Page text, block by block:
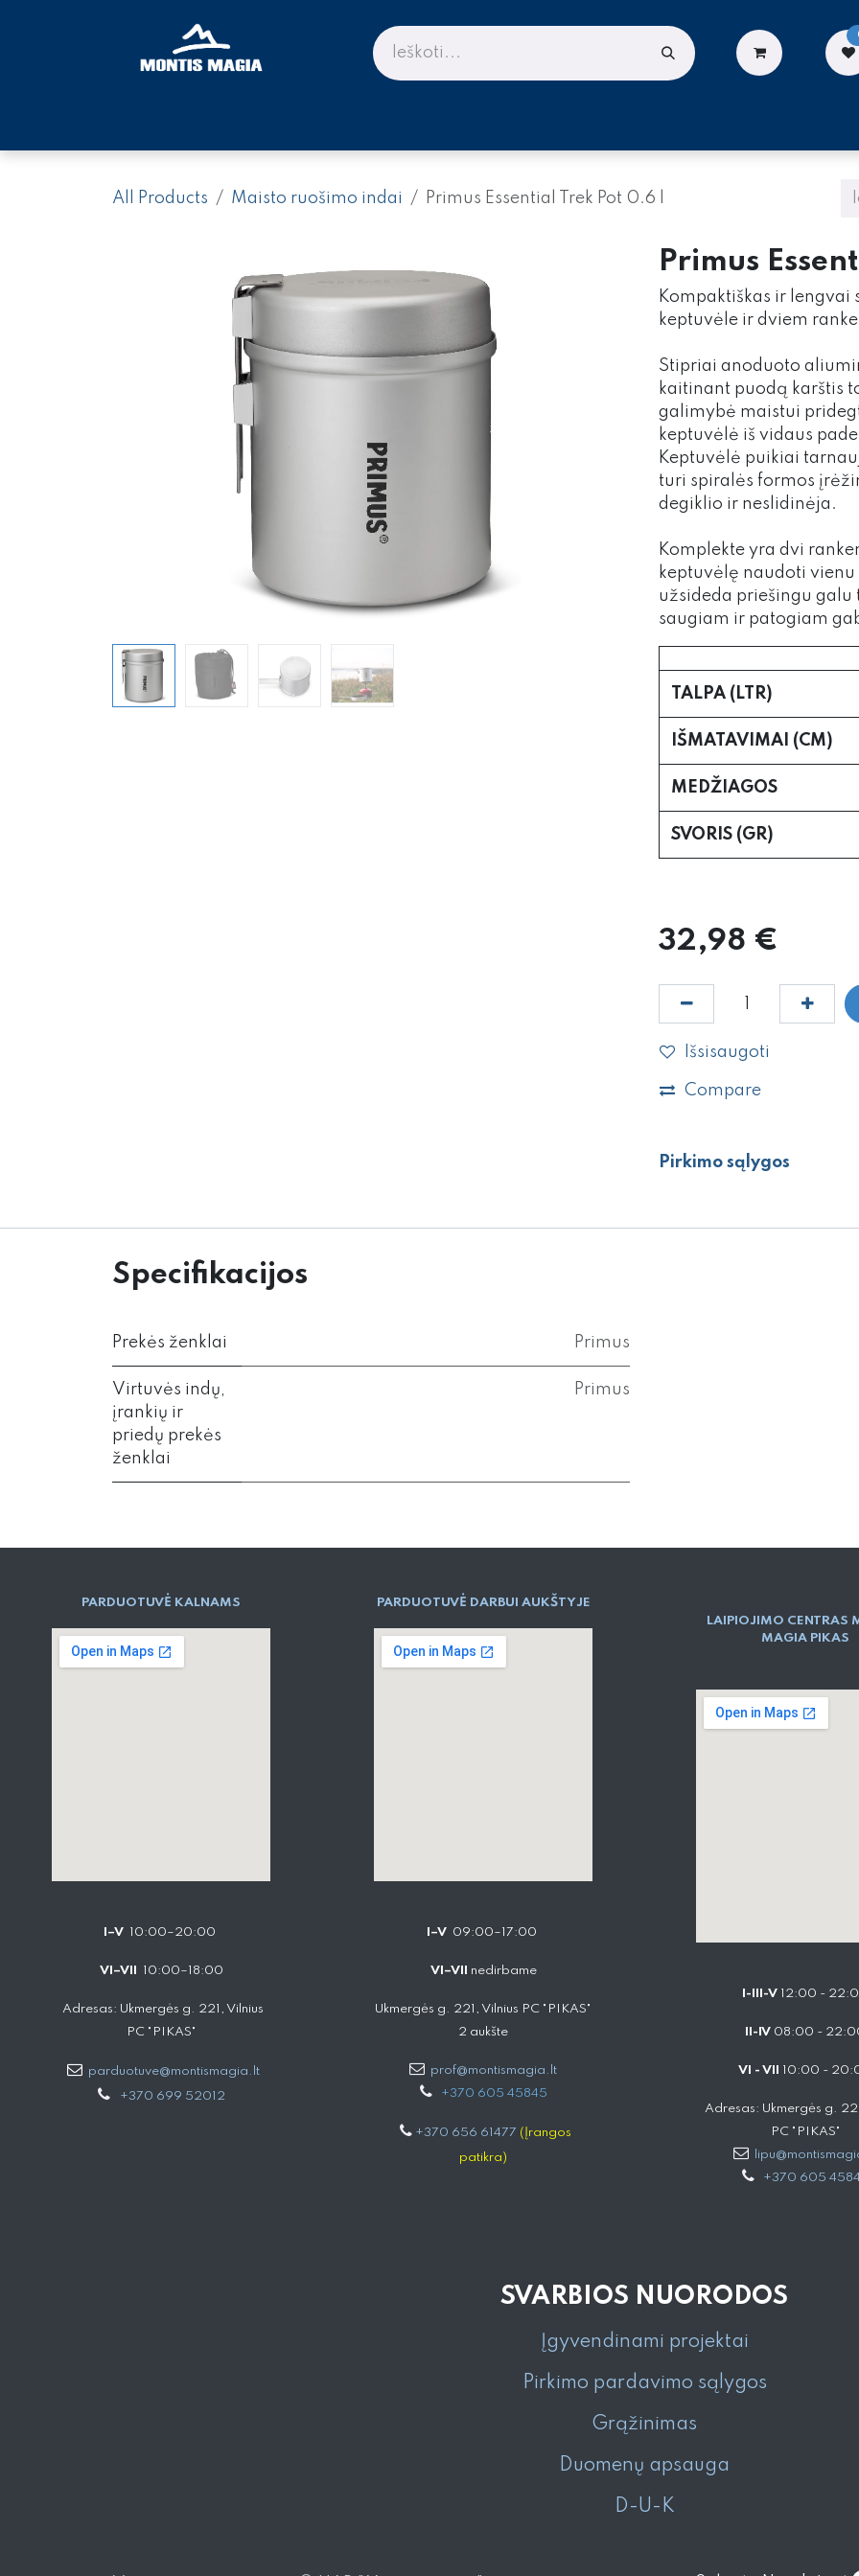
All Products Maisto ruošimo indai Primus Essential Trek Pot 0.6 l
Primus
Kompaktiškas ir lengvai
keptuvėle ir dviem
Stipriai anoduoto
kaitinant puodą karštis
galimybė maistui
keptuvėlė iš vidaus
Keptuvėlė puikiai
turi spiralės formos
degiklio ir neslidinėja.
Komplekte yra dvi
keptuvėlę naudoti
užsideda priešingu
saugiam ir patogiam
TALPA (LTR)
IŠMATAVIMAI (CM)
MEDŽIAGOS
SVORIS (GR)
32,98 €
Išsisaugoti
Compare
Pirkimo sąlygos
Specifikacijos
Prekės ženklai Primus
Virtuvės indų,
įrankių ir
priedų prekės
ženklai
Primus
PARD​UOTUVĖ​ KALNAMS
I–V 10:00–20:00
VI–VII 10:00–18:00
Adresas: Ukmergės g. 221, Vilnius
PC "PIKAS"
parduotuve@montismagia.lt
+370 699 52012
PARDUOTUVĖ DARBUI AUKŠTYJE
I–V 09:00–17:00
VI–VII nedirbame
Ukmergės g. 221, Vilnius PC "PIKAS"
2 aukšte
prof@montismagia.lt
+370 605 4584​5
+370 656 61477 (Įrangos
patikra)
LAIPIOJIMO CENTRAS
MAGIA PIKAS
I-III-V 12:00 -
II-IV 08:00 -
VI - VII 10:00 -
Adresas: Ukmergės g.
PC "PIKAS"
+370 605
SVARBIOS NUORODOS
Įgyvendinami projektai
Pirkimo pardavimo sąlygos
Grąžinimas
Duomenų apsauga
D-U-K